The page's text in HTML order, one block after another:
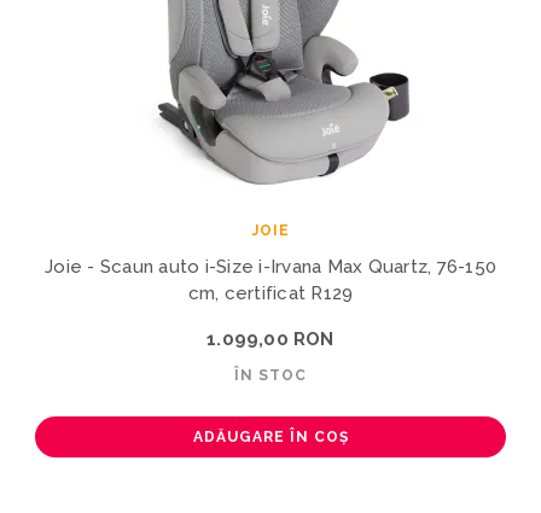
JOIE
Joie - Scaun auto i-Size i-Irvana Max Quartz, 76-150
cm, certificat R129
1.099,00 RON
ÎN STOC
ADĂUGARE ÎN COȘ